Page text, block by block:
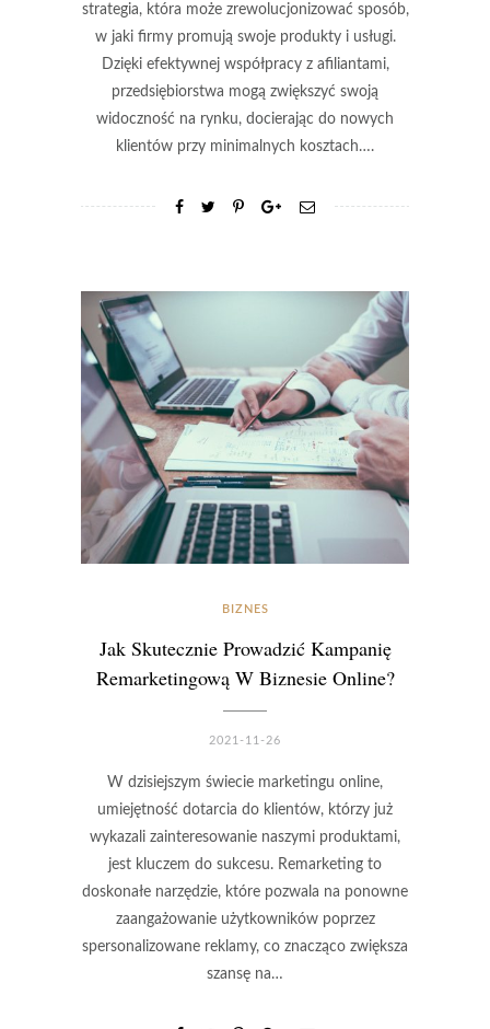
strategia, która może zrewolucjonizować sposób,
w jaki firmy promują swoje produkty i usługi.
Dzięki efektywnej współpracy z afiliantami,
przedsiębiorstwa mogą zwiększyć swoją
widoczność na rynku, docierając do nowych
klientów przy minimalnych kosztach….
BIZNES
Jak Skutecznie Prowadzić Kampanię
Remarketingową W Biznesie Online?
2021-11-26
W dzisiejszym świecie marketingu online,
umiejętność dotarcia do klientów, którzy już
wykazali zainteresowanie naszymi produktami,
jest kluczem do sukcesu. Remarketing to
doskonałe narzędzie, które pozwala na ponowne
zaangażowanie użytkowników poprzez
spersonalizowane reklamy, co znacząco zwiększa
szansę na…